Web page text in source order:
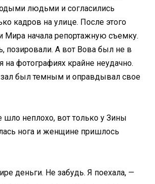
людьми и согласились
кадров на улице. После этого
Мира начала репортажную съемку.
позировали. А вот Вова был не в
на фотографиях крайне неудачно.
зал был темным и оправдывал свое
шло неплохо, вот только у Зины
нога и женщине пришлось
деньги. Не забудь. Я поехала, —